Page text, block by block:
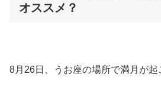
オススメ？
8月26日、うお座の場所で満月が起